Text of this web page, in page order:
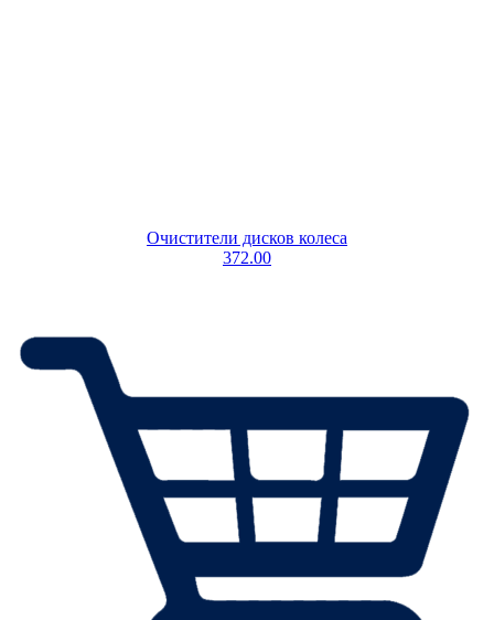
Очистители дисков колеса
372.00